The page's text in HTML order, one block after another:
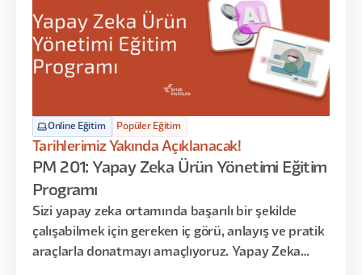
Online Eğitim Popüler Eğitim
Tarihlerimiz Yakında Açıklanacak!
PM 201: Yapay Zeka Ürün Yönetimi Eğitim
Programı
Sizi yapay zeka ortamında başarılı bir şekilde
çalışabilmek için gereken iç görü, anlayış ve pratik
araçlarla donatmayı amaçlıyoruz. Yapay Zeka